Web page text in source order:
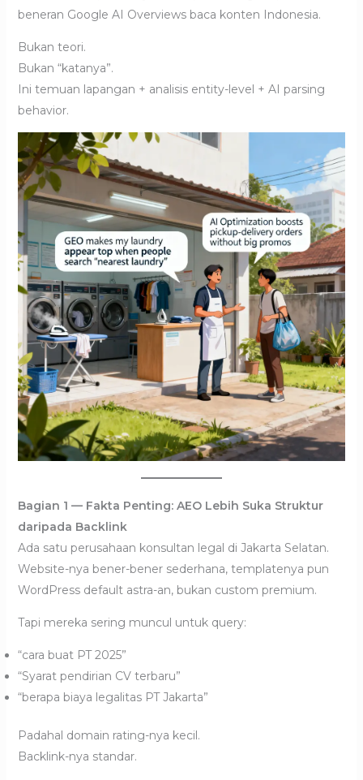
beneran Google AI Overviews baca konten Indonesia.
Bukan teori.
Bukan “katanya”.
Ini temuan lapangan + analisis entity-level + AI parsing
behavior.
Bagian 1 — Fakta Penting: AEO Lebih Suka Struktur
daripada Backlink
Ada satu perusahaan konsultan legal di Jakarta Selatan.
Website-nya bener-bener sederhana, templatenya pun
WordPress default astra-an, bukan custom premium.
Tapi mereka sering muncul untuk query:
“cara buat PT 2025”
“Syarat pendirian CV terbaru”
“berapa biaya legalitas PT Jakarta”
Padahal domain rating-nya kecil.
Backlink-nya standar.